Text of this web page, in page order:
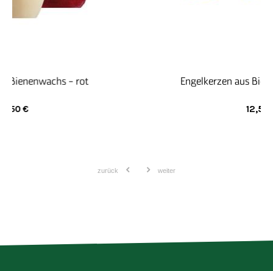
Engelkerzen aus Bienenwachs - Natur
zurück weiter